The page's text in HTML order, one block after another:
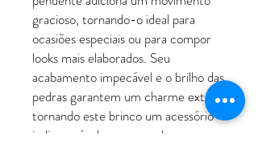
gracioso, tornando-o ideal para
ocasiões especiais ou para compor
looks mais elaborados. Seu
acabamento impecável e o brilho das
pedras garantem um charme extra,
tornando este brinco um acessório
indispensável para quem busca